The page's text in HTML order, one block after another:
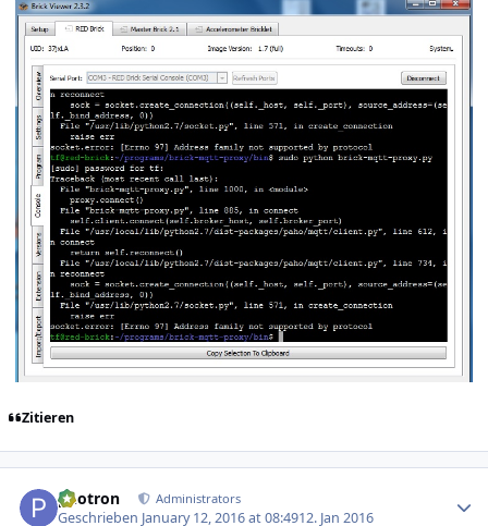
Zitieren
photron Administrators
Geschrieben January 12, 2016 at 08:4912. Jan 2016